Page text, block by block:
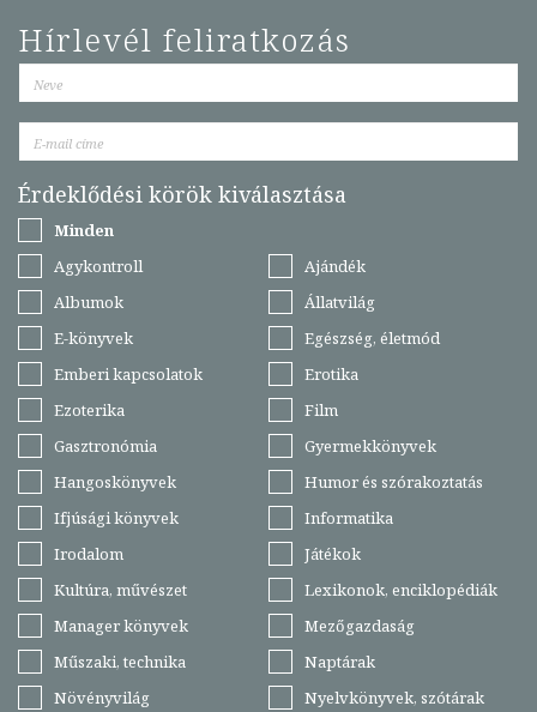
Hírlevél feliratkozás
Érdeklődési körök kiválasztása
Minden
Agykontroll
Ajándék
Albumok
Állatvilág
E-könyvek
Egészség, életmód
Emberi kapcsolatok
Erotika
Ezoterika
Film
Gasztronómia
Gyermekkönyvek
Hangoskönyvek
Humor és szórakoztatás
Ifjúsági könyvek
Informatika
Irodalom
Játékok
Kultúra, művészet
Lexikonok, enciklopédiák
Manager könyvek
Mezőgazdaság
Műszaki, technika
Naptárak
Növényvilág
Nyelvkönyvek, szótárak